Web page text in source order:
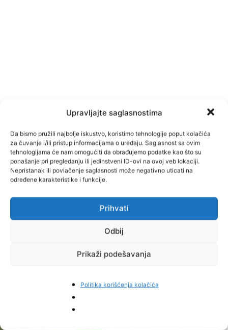
Upravljajte saglasnostima
Da bismo pružili najbolje iskustvo, koristimo tehnologije poput kolačića
za čuvanje i/ili pristup informacijama o uređaju. Saglasnost sa ovim
tehnologijama će nam omogućiti da obrađujemo podatke kao što su
ponašanje pri pregledanju ili jedinstveni ID-ovi na ovoj veb lokaciji.
Nepristanak ili povlačenje saglasnosti može negativno uticati na
određene karakteristike i funkcije.
Prihvati
Odbij
Prikaži podešavanja
Politika korišćenja kolačića
Najnovije vijesti